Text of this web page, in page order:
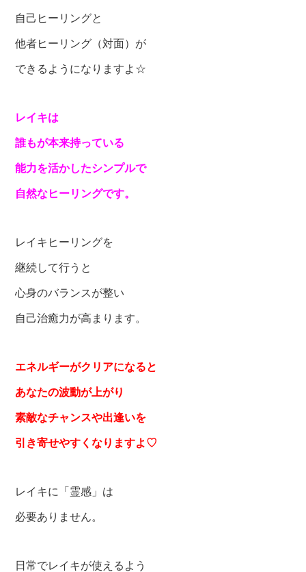
自己ヒーリングと
他者ヒーリング（対面）が
できるようになりますよ☆
レイキは
誰もが本来持っている
能力を活かしたシンプルで
自然なヒーリングです。
レイキヒーリングを
継続して行うと
心身のバランスが整い
自己治癒力が高まります。
エネルギーがクリアになると
あなたの波動が上がり
素敵なチャンスや出逢いを
引き寄せやすくなりますよ ♡
レイキに「霊感」は
必要ありません。
日常でレイキが使えるよう